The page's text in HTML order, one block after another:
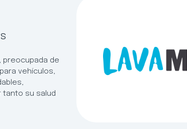
preocupada de
vehículos,
tanto su salud